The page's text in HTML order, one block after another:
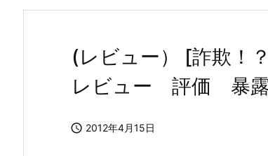
(レビュー） [詐欺
レビュー 評価 暴
 2012年4月15日